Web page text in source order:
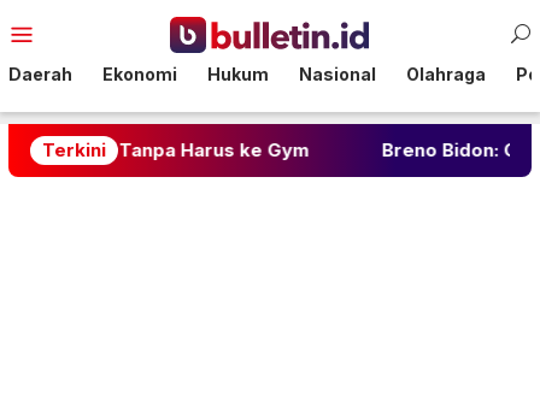
ke
Mobile
Daerah Ekonomi Hukum Nasional Olahraga
Terkini
Harus ke Gym Breno Bidon: Gelandang